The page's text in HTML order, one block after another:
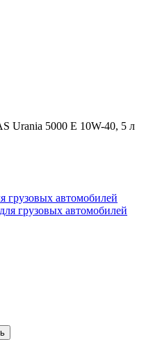
Urania 5000 E 10W-40, 5 л
грузовых автомобилей
грузовых автомобилей